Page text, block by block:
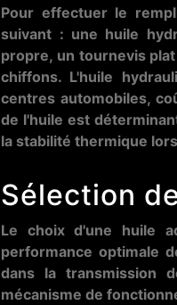
Pour effectuer le
suivant : une huile
propre, un tournevis
chiffons. L'huile
centres automobiles,
de l'huile est
la stabilité thermique
Sélection
Le choix d'une huile
performance optimale
dans la transmission
mécanisme de